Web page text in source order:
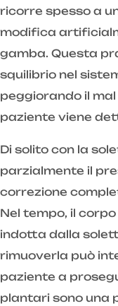
ricorre spesso a
modifica
gamba. Questa
squilibrio nel
peggiorando il
paziente viene
Di solito con la
parzialmente il
correzione
Nel tempo, il
indotta dalla
rimuoverla può
paziente a
plantari sono una